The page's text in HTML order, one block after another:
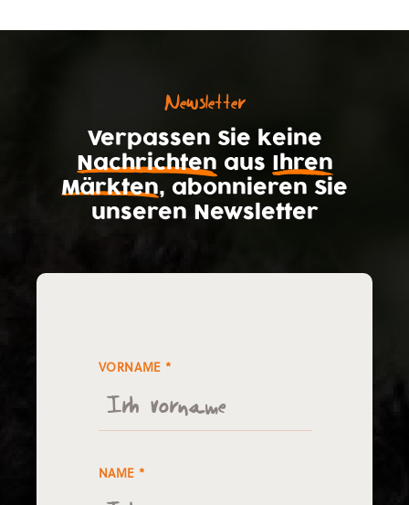
Newsletter
Verpassen Sie keine
Nachrichten aus Ihren
Märkten, abonnieren Sie
unseren Newsletter